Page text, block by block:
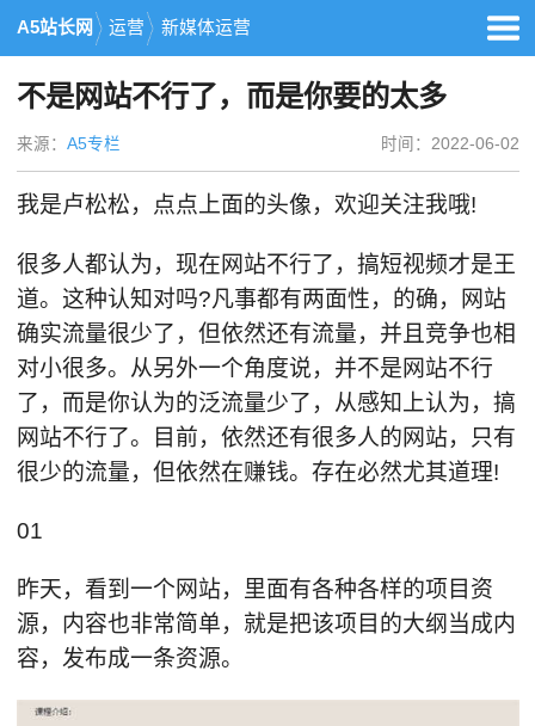
A5站长网 运营 新媒体运营
不是网站不行了，而是你要的太多
来源： A5专栏 时间：2022-06-02
我是卢松松，点点上面的头像，欢迎关注我哦!
很多人都认为，现在网站不行了，搞短视频才是王
道。这种认知对吗?凡事都有两面性，的确，网站
确实流量很少了，但依然还有流量，并且竞争也相
对小很多。从另外一个角度说，并不是网站不行
了，而是你认为的泛流量少了，从感知上认为，搞
网站不行了。目前，依然还有很多人的网站，只有
很少的流量，但依然在赚钱。存在必然尤其道理!
01
昨天，看到一个网站，里面有各种各样的项目资
源，内容也非常简单，就是把该项目的大纲当成内
容，发布成一条资源。